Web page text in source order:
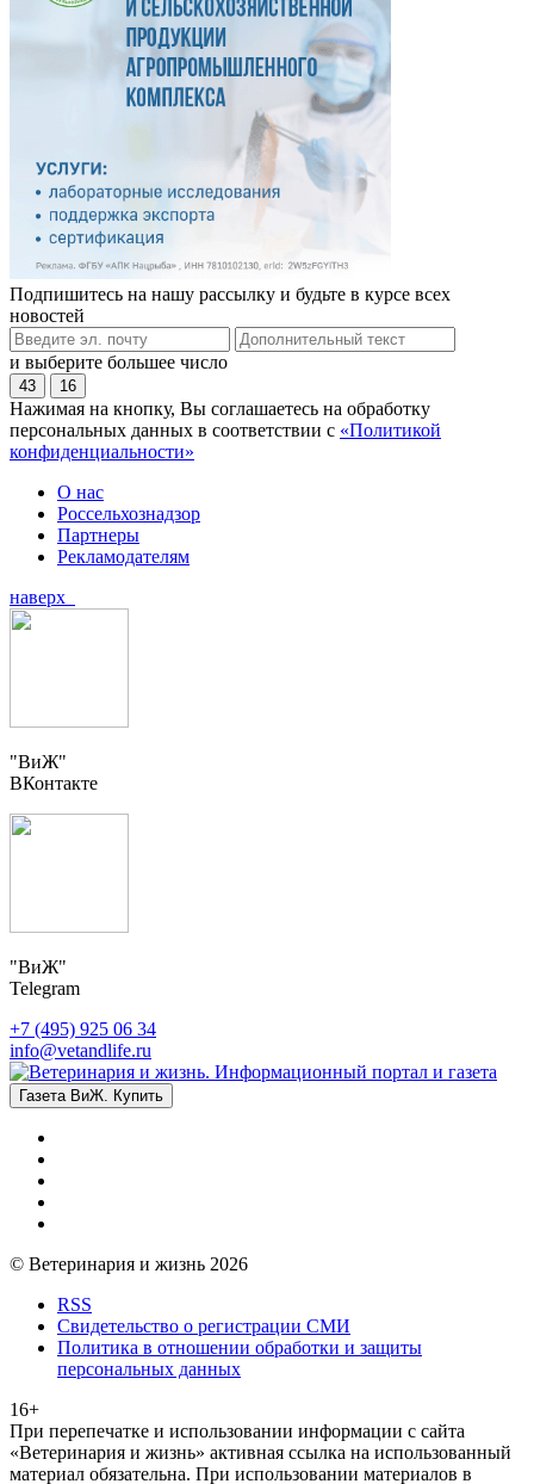
Подпишитесь на нашу рассылку и будьте в курсе всех
новостей
и выберите большее число
43 16
Нажимая на кнопку, Вы соглашаетесь на обработку
персональных данных в соответствии с «Политикой
конфиденциальности»
О нас
Россельхознадзор
Партнеры
Рекламодателям
наверх
"ВиЖ"
ВКонтакте
"ВиЖ"
Telegram
+7 (495) 925 06 34
info@vetandlife.ru
Газета ВиЖ. Купить
© Ветеринария и жизнь 2026
RSS
Свидетельство о регистрации СМИ
Политика в отношении обработки и защиты
персональных данных
16+
При перепечатке и использовании информации с сайта
«Ветеринария и жизнь» активная ссылка на использованный
материал обязательна. При использовании материалов в